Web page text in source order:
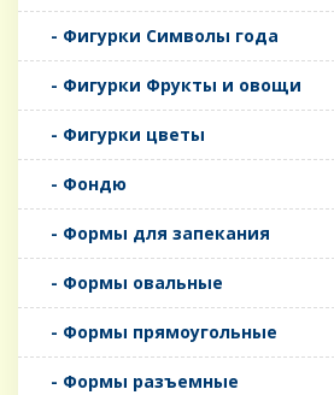
- Фигурки Символы года
- Фигурки Фрукты и овощи
- Фигурки цветы
- Фондю
- Формы для запекания
- Формы овальные
- Формы прямоугольные
- Формы разъемные